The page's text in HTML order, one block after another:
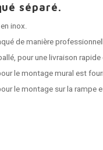
séparé.
inox.
de manière
pour une livraison rapide
le montage mural est
le montage sur la rampe